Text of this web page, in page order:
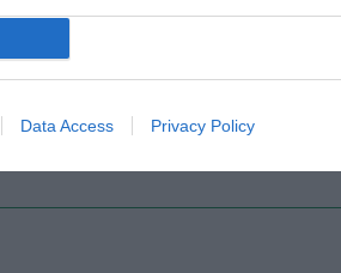
Data Access Privacy Policy
A